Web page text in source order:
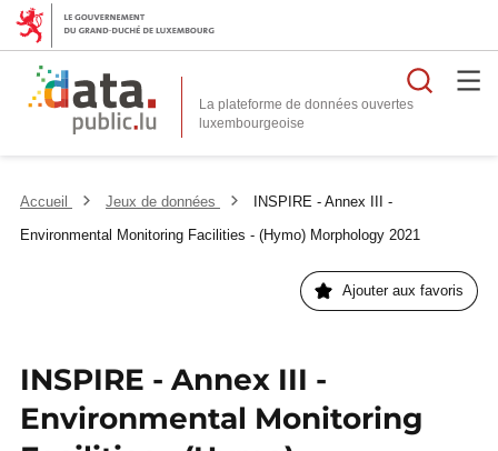
La plateforme de données ouvertes
Accueil Jeux de données
INSPIRE - Annex III -
Environmental Monitoring Facilities - (Hymo) Morphology 2021
Ajouter aux favoris
INSPIRE - Annex III -
Environmental Monitoring